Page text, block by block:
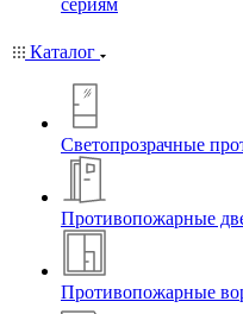
сериям
Каталог
Светопрозрачные
Противопожарные
Противопожарные